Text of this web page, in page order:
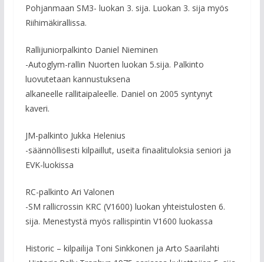
Pohjanmaan SM3- luokan 3. sija. Luokan 3. sija myös
Riihimäkirallissa.
Rallijuniorpalkinto Daniel Nieminen
-Autoglym-rallin Nuorten luokan 5.sija. Palkinto
luovutetaan kannustuksena
alkaneelle rallitaipaleelle. Daniel on 2005 syntynyt
kaveri.
JM-palkinto Jukka Helenius
-säännöllisesti kilpaillut, useita finaalituloksia seniori ja
EVK-luokissa
RC-palkinto Ari Valonen
-SM rallicrossin KRC (V1600) luokan yhteistulosten 6.
sija. Menestystä myös rallispintin V1600 luokassa
Historic – kilpailija Toni Sinkkonen ja Arto Saarilahti